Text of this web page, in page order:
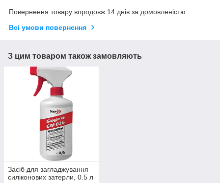
Повернення товару впродовж 14 днів за домовленістю
Всі умови повернення
З цим товаром також замовляють
Засіб для загладжування
силіконових затерли, 0.5 л